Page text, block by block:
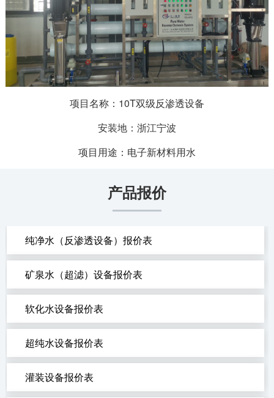
项目名称：10T双级反渗透设备
安装地：浙江宁波
项目用途：电子新材料用水
产品报价
纯净水（反渗透设备）报价表
矿泉水（超滤）设备报价表
软化水设备报价表
超纯水设备报价表
灌装设备报价表